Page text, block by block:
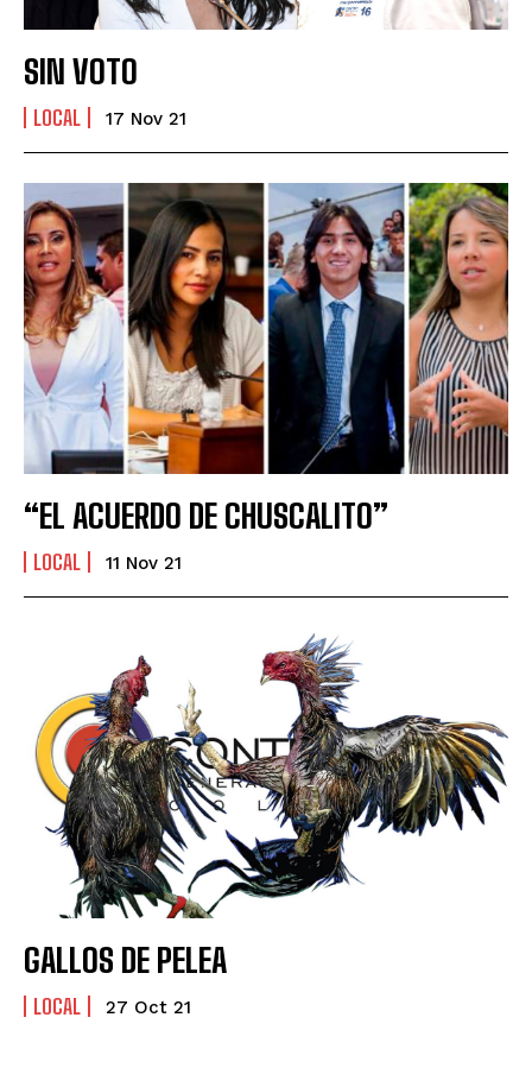
SIN VOTO
LOCAL 17 Nov 21
“EL ACUERDO DE CHUSCALITO”
LOCAL 11 Nov 21
GALLOS DE PELEA
LOCAL 27 Oct 21